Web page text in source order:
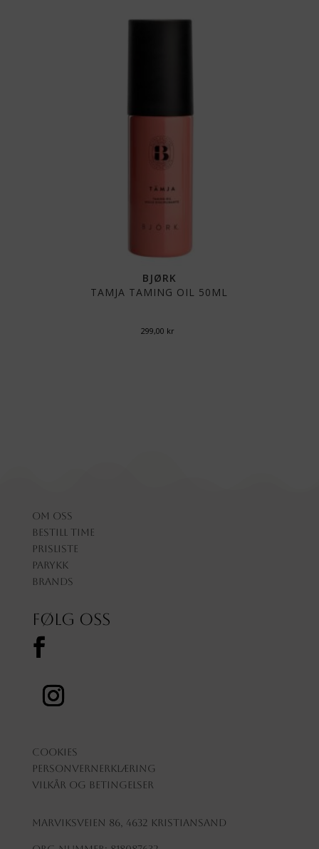
BJØRK
TAMJA TAMING OIL 50ML
299,00 kr
Om oss
Bestill time
Prisliste
Parykk
Brands
Følg oss
Cookies
Personvernerklæring
Vilkår og betingelser
Marviksveien 86, 4632 Kristiansand